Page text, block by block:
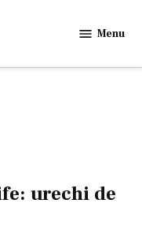
Menu
urechi de